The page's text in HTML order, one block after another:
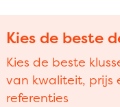
Kies de beste
Kies de beste
van kwaliteit, prijs
referenties